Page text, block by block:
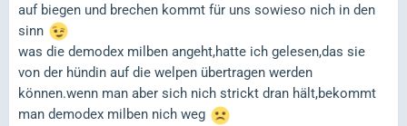
auf biegen und brechen kommt für uns sowieso nich in den
sinn
was die demodex milben angeht,hatte ich gelesen,das sie
von der hündin auf die welpen übertragen werden
können.wenn man aber sich nich strickt dran hält,bekommt
man demodex milben nich weg